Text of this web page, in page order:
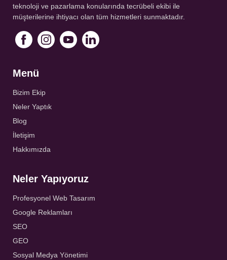
teknoloji ve pazarlama konularında tecrübeli ekibi ile
müşterilerine ihtiyacı olan tüm hizmetleri sunmaktadır.
Menü
Bizim Ekip
Neler Yaptık
Blog
İletişim
Hakkımızda
Neler Yapıyoruz
Profesyonel Web Tasarım
Google Reklamları
SEO
GEO
Sosyal Medya Yönetimi